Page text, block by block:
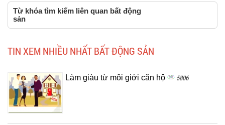
Từ khóa tìm kiếm liên quan bất động
sản
TIN XEM NHIỀU NHẤT BẤT ĐỘNG SẢN
Làm giàu từ môi giới căn hộ 5806